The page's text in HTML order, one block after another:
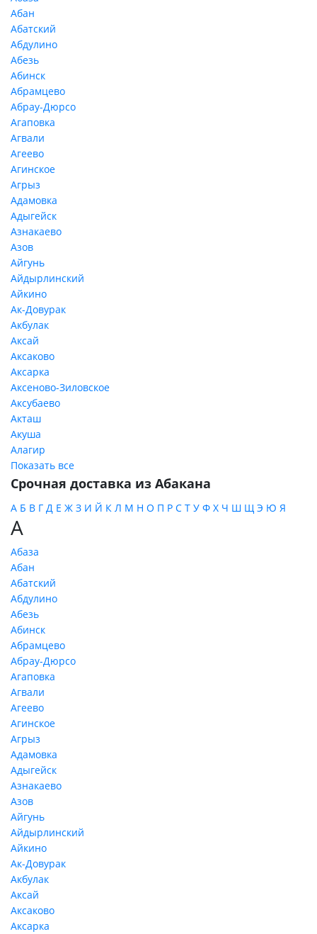
Абан
Абатский
Абдулино
Абезь
Абинск
Абрамцево
Абрау-Дюрсо
Агаповка
Агвали
Агеево
Агинское
Агрыз
Адамовка
Адыгейск
Азнакаево
Азов
Айгунь
Айдырлинский
Айкино
Ак-Довурак
Акбулак
Аксай
Аксаково
Аксарка
Аксеново-Зиловское
Аксубаево
Акташ
Акуша
Алагир
Показать все
Срочная доставка из Абакана
А Б В Г Д Е Ж З И Й К Л М Н О П Р С Т У Ф Х Ч Ш Щ Э Ю Я
А
Абаза
Абан
Абатский
Абдулино
Абезь
Абинск
Абрамцево
Абрау-Дюрсо
Агаповка
Агвали
Агеево
Агинское
Агрыз
Адамовка
Адыгейск
Азнакаево
Азов
Айгунь
Айдырлинский
Айкино
Ак-Довурак
Акбулак
Аксай
Аксаково
Аксарка